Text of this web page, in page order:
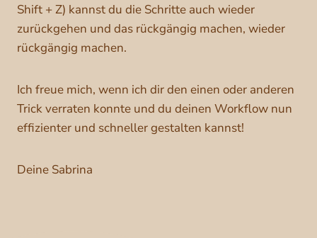
Shift + Z) kannst du die Schritte auch wieder
zurückgehen und das rückgängig machen, wieder
rückgängig machen.
Ich freue mich, wenn ich dir den einen oder anderen
Trick verraten konnte und du deinen Workflow nun
effizienter und schneller gestalten kannst!
Deine Sabrina